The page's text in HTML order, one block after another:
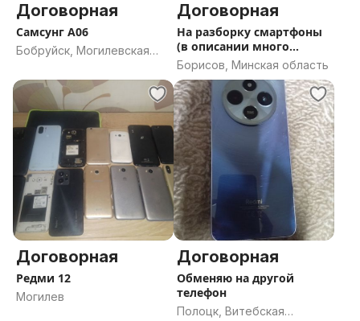
Договорная
Самсунг А06
Бобруйск, Могилевская
Договорная
На разборку смартфоны
(в описании много
моделей)
Борисов, Минская область
Договорная
Редми 12
Могилев
Договорная
Обменяю на другой
телефон
Полоцк, Витебская